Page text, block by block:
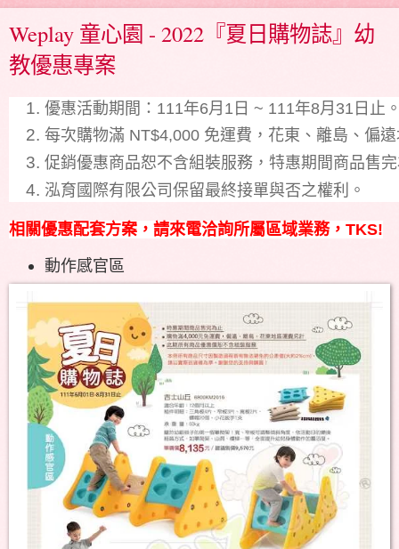
Weplay 童心園 - 2022『夏日購物誌』幼
教優惠專案
優惠活動期間：111年6月1日 ~ 111年8月31日止
每次購物滿 NT$4,000 免運費，花東、離島、偏
促銷優惠商品恕不含組裝服務，特惠期間商品售
泓育國際有限公司保留最終接單與否之權利。
相關優惠配套方案，請來電洽詢所屬區域業務，TKS!
動作感官區